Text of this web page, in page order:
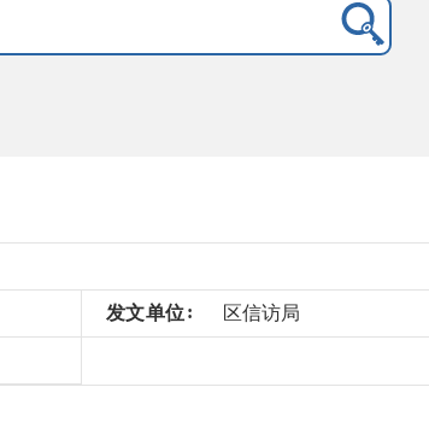
发文单位 区信访局